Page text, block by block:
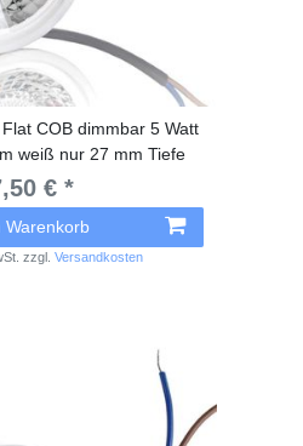
COB dimmbar 5 Watt
weiß nur 27 mm Tiefe
€ *
Warenkorb
zzgl.Versandkosten